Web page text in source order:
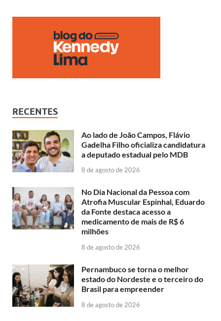
o A
p
p
Li
n
k
dI
n
RECENTES
Ao lado de João Campos, Flávio
Gadelha Filho oficializa candidatura
a deputado estadual pelo MDB
8 de agosto de 2026
No Dia Nacional da Pessoa com
Atrofia Muscular Espinhal, Eduardo
da Fonte destaca acesso a
medicamento de mais de R$ 6
milhões
8 de agosto de 2026
Pernambuco se torna o melhor
estado do Nordeste e o terceiro do
Brasil para empreender
8 de agosto de 2026